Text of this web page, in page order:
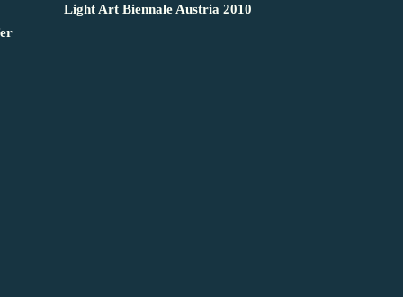
Light Art Biennale Austria 2010